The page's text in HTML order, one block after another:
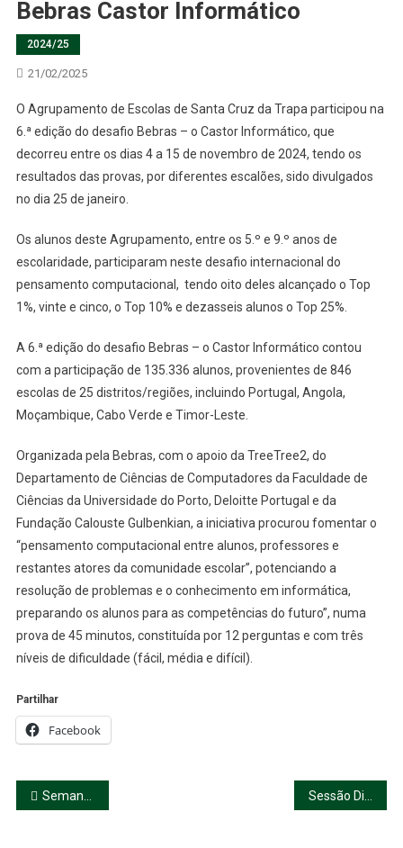
Bebras Castor Informático
2024/25
21/02/2025
O Agrupamento de Escolas de Santa Cruz da Trapa participou na
6.ª edição do desafio Bebras – o Castor Informático, que
decorreu entre os dias 4 a 15 de novembro de 2024, tendo os
resultados das provas, por diferentes escalões, sido divulgados
no dia 25 de janeiro.
Os alunos deste Agrupamento, entre os 5.º e 9.º anos de
escolaridade, participaram neste desafio internacional do
pensamento computacional, tendo oito deles alcançado o Top
1%, vinte e cinco, o Top 10% e dezasseis alunos o Top 25%.
A 6.ª edição do desafio Bebras – o Castor Informático contou
com a participação de 135.336 alunos, provenientes de 846
escolas de 25 distritos/regiões, incluindo Portugal, Angola,
Moçambique, Cabo Verde e Timor-Leste.
Organizada pela Bebras, com o apoio da TreeTree2, do
Departamento de Ciências de Computadores da Faculdade de
Ciências da Universidade do Porto, Deloitte Portugal e da
Fundação Calouste Gulbenkian, a iniciativa procurou fomentar o
“pensamento computacional entre alunos, professores e
restantes atores da comunidade escolar”, potenciando a
resolução de problemas e o conhecimento em informática,
preparando os alunos para as competências do futuro”, numa
prova de 45 minutos, constituída por 12 perguntas e com três
níveis de dificuldade (fácil, média e difícil).
Partilhar
Facebook
Navegação
Semana Ubuntu da Empatia Sessão Distrital do Parlamento dos Jovens